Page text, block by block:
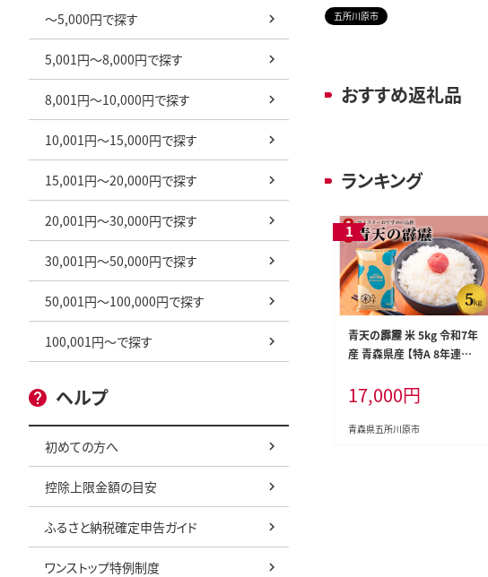
～5,000円で探す
5,001円～8,000円で探す
8,001円～10,000円で探す
10,001円～15,000円で探す
15,001円～20,000円で探す
20,001円～30,000円で探す
30,001円～50,000円で探す
50,001円～100,000円で探す
100,001円～で探す
ヘルプ
初めての方へ
控除上限金額の目安
ふるさと納税確定申告ガイド
ワンストップ特例制度
五所川原市
おすすめ返礼品
ランキング
青天の霹靂 米 5kg 令和7年
産 青森県産 【特A 8年連続
17,000円
青森県五所川原市